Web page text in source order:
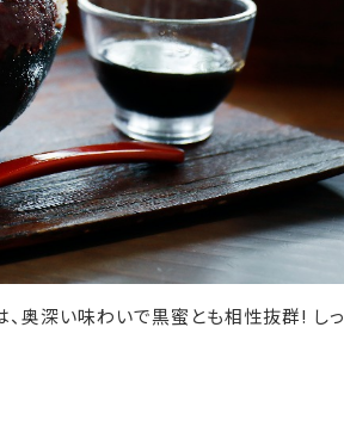
、奥深い味わいで黒蜜とも相性抜群! しっ